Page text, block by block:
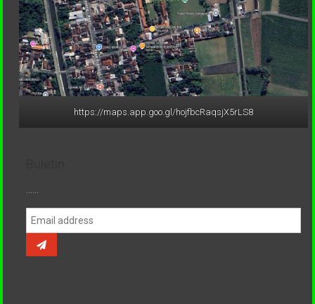
https://maps.app.goo.gl/hojfbcRaqsjX5rLS8
......